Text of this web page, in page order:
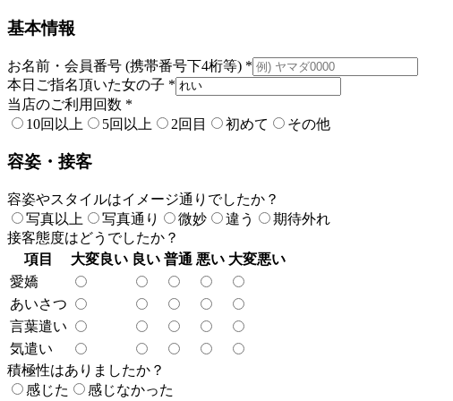
基本情報
お名前・会員番号 (携帯番号下4桁等) *
本日ご指名頂いた女の子 *
当店のご利用回数 *
10回以上
5回以上 2回目 初めて その他
容姿・接客
容姿やスタイルはイメージ通りでしたか？
写真以上
写真通り 微妙 違う
期待外れ
接客態度はどうでしたか？
項目
大変良い 良い 普通 悪い 大変悪い
愛嬌
あいさつ
言葉遣い
気遣い
積極性はありましたか？
感じた
感じなかった